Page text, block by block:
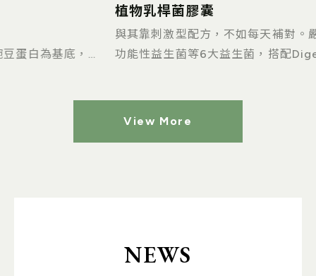
與其靠刺激型配方，不如每天補對。嚴選SynForU™
功能性益生菌等6大益生菌，搭配DigeZyme®專利綜
View More
NEWS